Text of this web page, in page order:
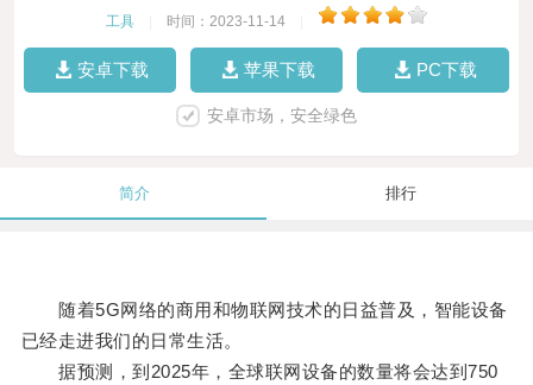
工具 时间：2023-11-14
安卓下载 苹果下载 PC下载
安卓市场，安全绿色
简介 排行
随着5G网络的商用和物联网技术的日益普及，智能设备
已经走进我们的日常生活。
据预测，到2025年，全球联网设备的数量将会达到750